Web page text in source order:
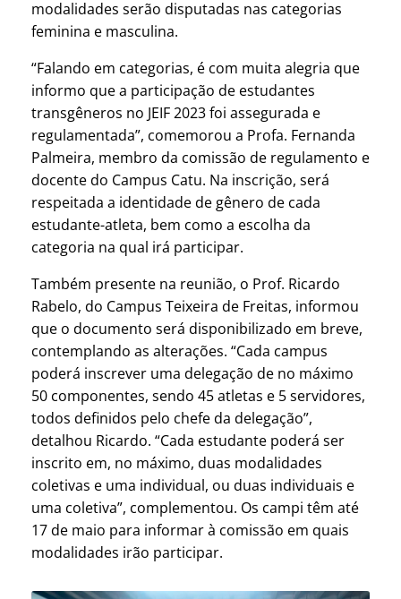
modalidades serão disputadas nas categorias
feminina e masculina.
“Falando em categorias, é com muita alegria que
informo que a participação de estudantes
transgêneros no JEIF 2023 foi assegurada e
regulamentada”, comemorou a Profa. Fernanda
Palmeira, membro da comissão de regulamento e
docente do Campus Catu. Na inscrição, será
respeitada a identidade de gênero de cada
estudante-atleta, bem como a escolha da
categoria na qual irá participar.
Também presente na reunião, o Prof. Ricardo
Rabelo, do Campus Teixeira de Freitas, informou
que o documento será disponibilizado em breve,
contemplando as alterações. “Cada campus
poderá inscrever uma delegação de no máximo
50 componentes, sendo 45 atletas e 5 servidores,
todos definidos pelo chefe da delegação”,
detalhou Ricardo. “Cada estudante poderá ser
inscrito em, no máximo, duas modalidades
coletivas e uma individual, ou duas individuais e
uma coletiva”, complementou. Os campi têm até
17 de maio para informar à comissão em quais
modalidades irão participar.